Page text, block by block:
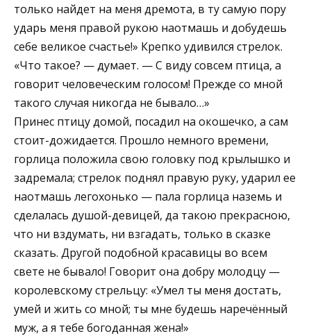
только найдет на меня дремота, в ту самую пору
ударь меня правой рукою наотмашь и добудешь
себе великое счастье!» Крепко удивился стрелок.
«Что такое? — думает. — С виду совсем птица, а
говорит человеческим голосом! Прежде со мной
такого случая никогда не бывало…»
Принес птицу домой, посадил на окошечко, а сам
стоит-дожидается. Прошло немного времени,
горлица положила свою головку под крылышко и
задремала; стрелок поднял правую руку, ударил ее
наотмашь легохонько — пала горлица наземь и
сделалась душой-девицей, да такою прекрасною,
что ни вздумать, ни взгадать, только в сказке
сказать. Другой подобной красавицы во всем
свете не бывало! Говорит она добру молодцу —
королевскому стрельцу: «Умел ты меня достать,
умей и жить со мной; ты мне будешь наречённый
муж, а я тебе богоданная жена!»